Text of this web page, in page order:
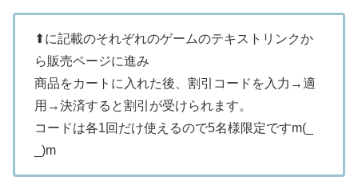
⬆に記載のそれぞれのゲームのテキストリンクか
ら販売ページに進み
商品をカートに入れた後、割引コードを入力→適
用→決済すると割引が受けられます。
コードは各1回だけ使えるので5名様限定ですm(_
_)m